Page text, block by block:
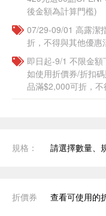
後金額為計算門檻)
07/29-09/01 高露潔
折，不得與其他優惠
即日起-9/1 不限金
如使用折價券/折扣
品滿$2,000可折，
規格： 請選擇數量、
折價券 查看可使用的